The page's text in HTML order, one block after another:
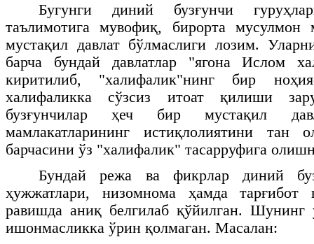
Бугунги диний бузғунчи
таълимотига мувофиқ, бирорта мусулмон
мустақил давлат бўлмаслиги лозим.
барча бундай давлатлар "ягона Ислом
киритилиб, "халифалик"нинг бир
халифаликка сўзсиз итоат қилиши
бузғунчилар ҳеч бир мустақил
мамлакатларининг истиқлолиятини тан
барчасини ўз "халифалик" тасарруфига
Бундай режа ва фикрлар диний
ҳужжатлари, низомнома ҳамда тарғибот
равишда аниқ белгилаб қўйилган. Шунинг
ишонмасликка ўрин қолмаган. Масалан: